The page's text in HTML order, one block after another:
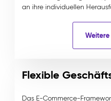
an ihre individuellen
Flexible
Das E-Commerce-